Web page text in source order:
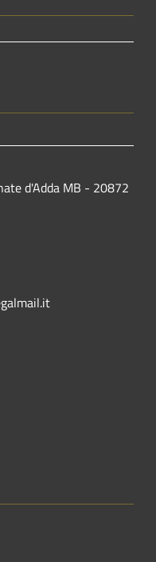
d'Adda MB - 20872